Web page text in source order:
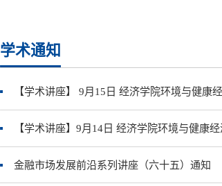
学术通知
【学术讲座】 9月15日 经济学院环境与健康
【学术讲座】9月14日 经济学院环境与健康
金融市场发展前沿系列讲座（六十五）通知